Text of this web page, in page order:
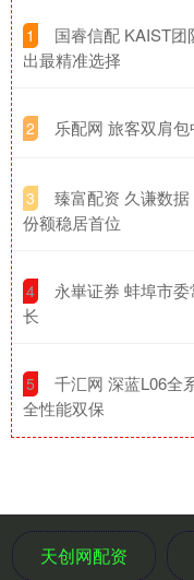
1
国睿信配 KAIST
出最精准选择
2 乐配网 旅客双肩
3
臻富配资 久谦数
份额稳居首位
4
永崋证券 蚌埠市
长
5
千汇网 深蓝L06全
全性能双保
天创网配资